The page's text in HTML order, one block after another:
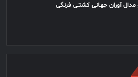
مدال آوران جهـانی کشتـی فرنگی